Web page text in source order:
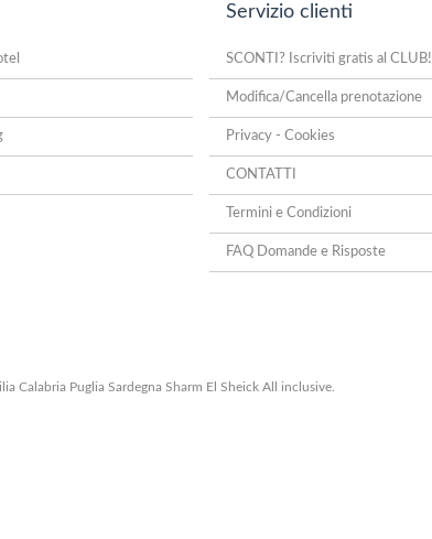
Servizio clienti
SCONTI? Iscriviti gratis al CLUB!
Modifica/Cancella prenotazione
Privacy - Cookies
CONTATTI
Termini e Condizioni
FAQ Domande e Risposte
Calabria Puglia Sardegna Sharm El Sheick All inclusive.